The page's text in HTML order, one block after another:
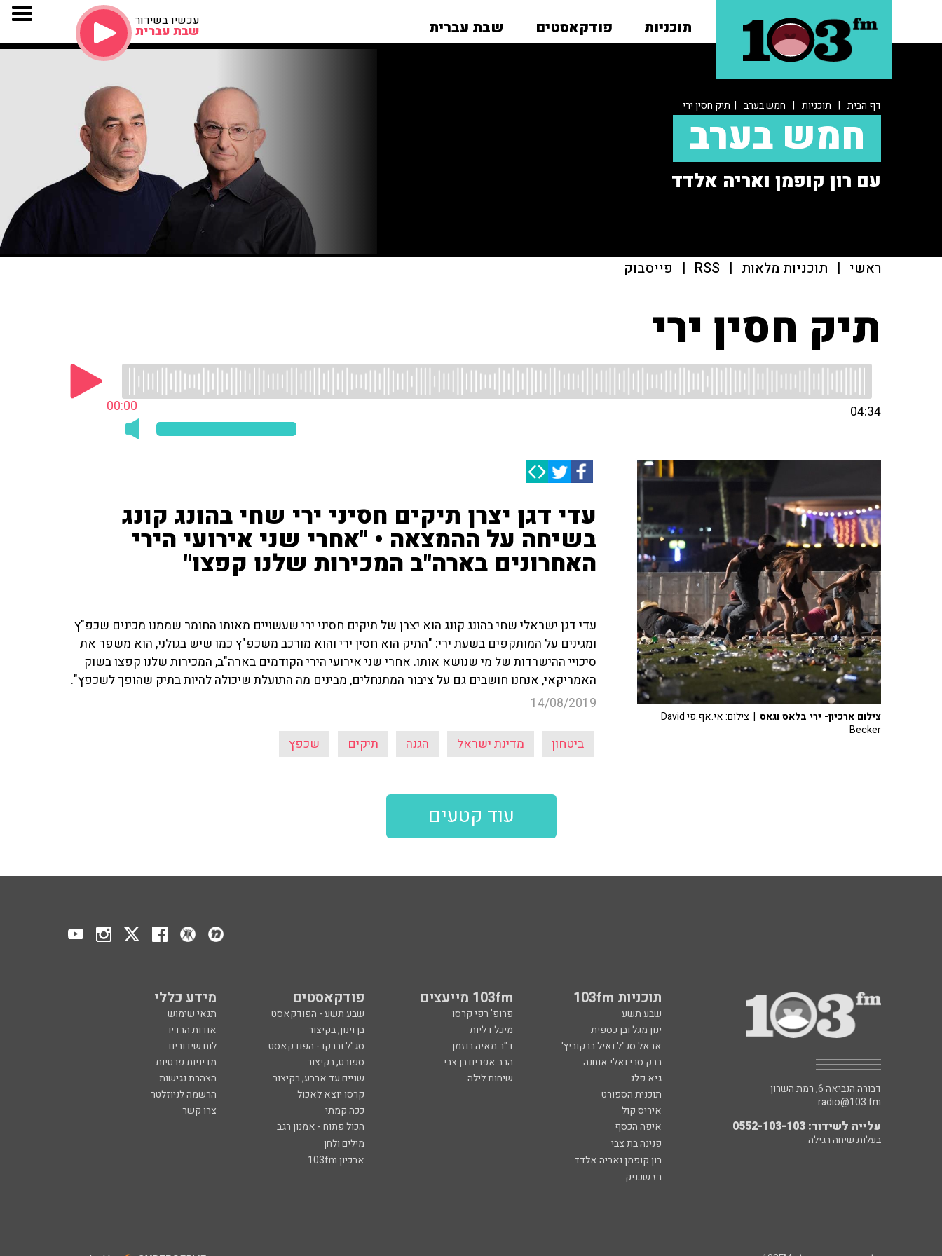
תוכניות פודקאסטים שבת עברית עכשיו בשידור
שבת עברית
דף הבית | תוכניות | חמש בערב | תיק חסין ירי
חמש בערב
עם רון קופמן ואריה אלדד
ראשי | תוכניות מלאות |
RSS
| פייסבוק
תיק חסין ירי
00:00 04:34
עדי דגן יצרן תיקים חסיני ירי שחי בהונג קונג
בשיחה על ההמצאה • "אחרי שני אירועי הירי
האחרונים בארה"ב המכירות שלנו קפצו"
עדי דגן ישראלי שחי בהונג קונג הוא יצרן של תיקים חסיני ירי שעשויים מאותו החומר שממנו מכינים שכפ"ץ
ומגינים על המותקפים בשעת ירי: "התיק הוא חסין ירי והוא מורכב משכפ"ץ כמו שיש בגולני, הוא משפר את
סיכויי ההישרדות של מי שנושא אותו. אחרי שני אירועי הירי הקודמים בארה"ב, המכירות שלנו קפצו בשוק
האמריקאי, אנחנו חושבים גם על ציבור המתנחלים, מבינים מה התועלת שיכולה להיות בתיק שהופך לשכפץ".
14/08/2019
ביטחון מדינת ישראל הגנה תיקים שכפץ
צילום ארכיון- ירי בלאס וגאס
| צילום: אי.אף.פי David
Becker
עוד קטעים
תוכניות 103fm 103fm מייעצים פודקאסטים מידע כללי
שבע תשע פרופ' רפי קרסו שבע תשע - הפודקאסט
תנאי שימוש
ינון מגל ובן כספית
מיכל דליות בן וינון, בקיצור
אודות הרדיו
אראל סג"ל ואיל ברקוביץ'
ד"ר מאיה רוזמן סג"ל וברקו - הפודקאסט
לוח שידורים
ברק סרי ואלי אוחנה
הרב אפרים בן צבי ספורט, בקיצור
מדיניות פרטיות
גיא פלג
שיחות לילה שניים עד ארבע, בקיצור
הצהרת נגישות
תוכנית הספורט
קרסו יוצא לאכול
הרשמה לניוזלטר
איריס קול
ככה קמתי
צרו קשר
איפה הכסף
הכול פתוח - אמנון רגב
פנינה בת צבי
מילים ולחן
רון קופמן ואריה אלדד
ארכיון 103fm
רז שכניק
דבורה הנביאה 6, רמת השרון
radio@103.fm
עלייה לשידור: 0552-103-103
בעלות שיחה רגילה